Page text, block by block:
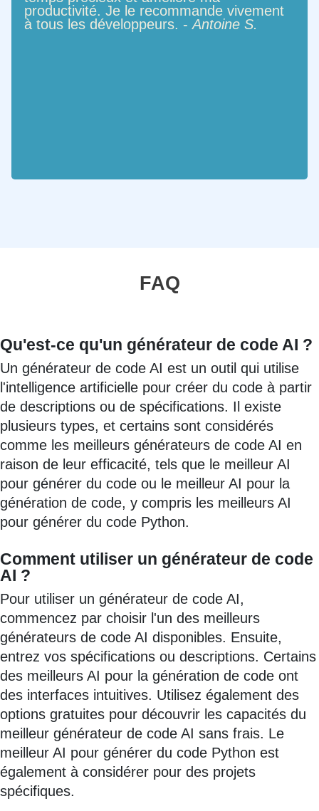
productivité. Je le recommande vivement
à tous les développeurs. - Antoine S.
FAQ
Qu'est-ce qu'un générateur de code AI ?
Un générateur de code AI est un outil qui utilise
l'intelligence artificielle pour créer du code à partir
de descriptions ou de spécifications. Il existe
plusieurs types, et certains sont considérés
comme les meilleurs générateurs de code AI en
raison de leur efficacité, tels que le meilleur AI
pour générer du code ou le meilleur AI pour la
génération de code, y compris les meilleurs AI
pour générer du code Python.
Comment utiliser un générateur de code
AI ?
Pour utiliser un générateur de code AI,
commencez par choisir l'un des meilleurs
générateurs de code AI disponibles. Ensuite,
entrez vos spécifications ou descriptions. Certains
des meilleurs AI pour la génération de code ont
des interfaces intuitives. Utilisez également des
options gratuites pour découvrir les capacités du
meilleur générateur de code AI sans frais. Le
meilleur AI pour générer du code Python est
également à considérer pour des projets
spécifiques.